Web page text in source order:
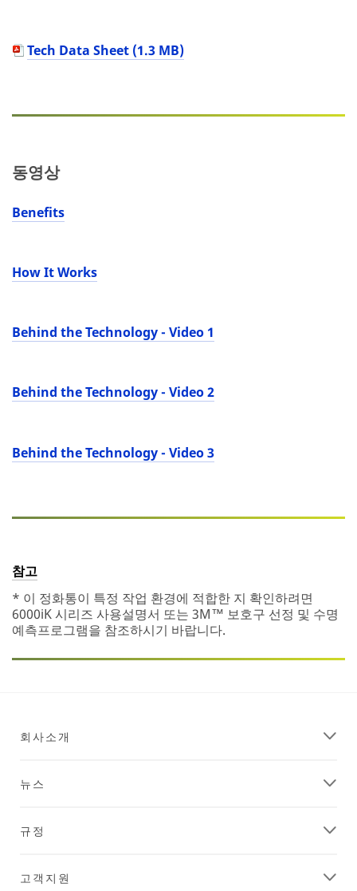
Tech Data Sheet (1.3 MB)
동영상
Benefits
How It Works
Behind the Technology - Video 1
Behind the Technology - Video 2
Behind the Technology - Video 3
참고
* 이 정화통이 특정 작업 환경에 적합한 지 확인하려면
6000iK 시리즈 사용설명서 또는 3M™ 보호구 선정 및 수명
예측프로그램을 참조하시기 바랍니다.
회사소개
뉴스
규정
고객지원